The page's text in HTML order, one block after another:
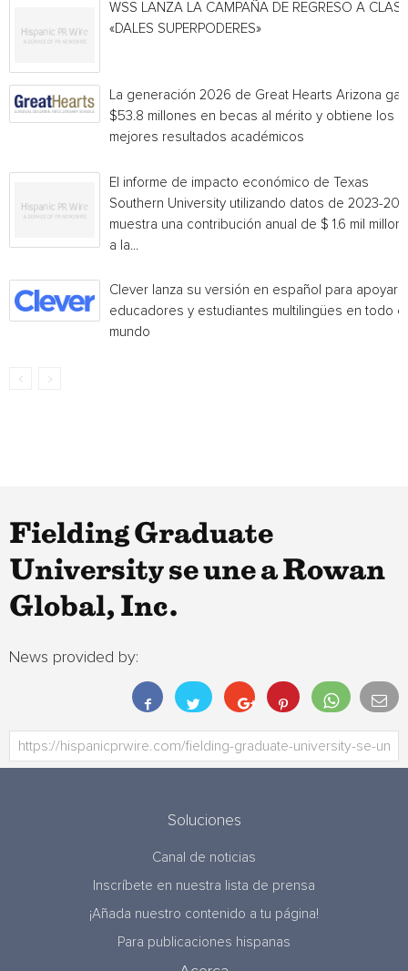
WSS LANZA LA CAMPAÑA DE REGRESO A
«DALES SUPERPODERES»
La generación 2026 de Great Hearts Arizona
$53.8 millones en becas al mérito y obtiene los
mejores resultados académicos
El informe de impacto económico de Texas
Southern University utilizando datos de 2023-
muestra una contribución anual de $ 1.6 mil
a la...
Clever lanza su versión en español para apoyar a
educadores y estudiantes multilingües en todo el
mundo
Fielding Graduate
University se une a Rowan
Global, Inc.
News provided by:
Soluciones
Canal de noticias
Inscríbete en nuestra lista de prensa
¡Añada nuestro contenido a tu página!
Para publicaciones hispanas